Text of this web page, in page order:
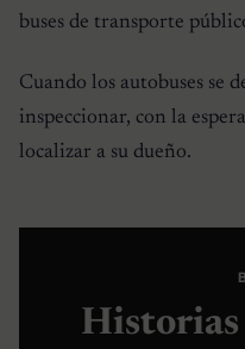
buses de transporte
Cuando los autobuses se
inspeccionar, con la
localizar a su dueño.
Historias